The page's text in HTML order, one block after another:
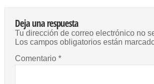
Deja una respuesta
Tu dirección de correo electrónico no
Los campos obligatorios están
Comentario *